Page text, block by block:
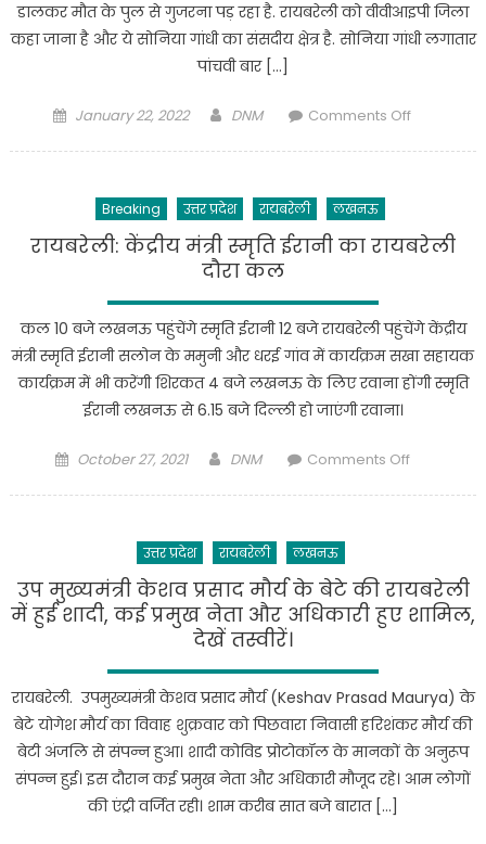
लोगो
की
बीमार
डालकर मौत के पुल से गुजरना पड़ रहा है. रायबरेली को वीवीआइपी जिला
कहा जाना है और ये सोनिया गांधी का संसदीय क्षेत्र है. सोनिया गांधी लगातार
पांचवी बार […]
Posted
January 22, 2022 Author
DNM Comments Offon
पुल
मजबूर
ग्रामीण
Breaking उत्तर प्रदेश रायबरेली लखनऊ
रायबरेली: केंद्रीय मंत्री स्मृति ईरानी का रायबरेली
दौरा कल
कल 10 बजे लखनऊ पहुंचेंगे स्मृति ईरानी 12 बजे रायबरेली पहुंचेंगे केंद्रीय
मंत्री स्मृति ईरानी सलोन के ममुनी और धरई गांव में कार्यक्रम सखा सहायक
कार्यक्रम में भी करेंगी शिरकत 4 बजे लखनऊ के लिए रवाना होंगी स्मृति
ईरानी लखनऊ से 6.15 बजे दिल्ली हो जाएंगी रवाना।
Posted
October 27, 2021 Author
DNM Comments Offon
ईरानी
का
उत्तर प्रदेश रायबरेली लखनऊ
उप मुख्यमंत्री केशव प्रसाद मौर्य के बेटे की रायबरेली
में हुई शादी, कई प्रमुख नेता और अधिकारी हुए शामिल,
देखें तस्वीरें।
रायबरेली. उपमुख्यमंत्री केशव प्रसाद मौर्य (Keshav Prasad Maurya) के
बेटे योगेश मौर्य का विवाह शुक्रवार को पिछवारा निवासी हरिशंकर मौर्य की
बेटी अंजलि से संपन्न हुआ। शादी कोविड प्रोटोकॉल के मानकों के अनुरूप
संपन्न हुई। इस दौरान कई प्रमुख नेता और अधिकारी मौजूद रहे। आम लोगों
की एंट्री वर्जित रही। शाम करीब सात बजे बारात […]